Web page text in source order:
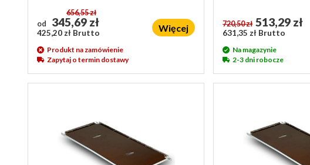
od
656,55 zł
345,69 zł
425,20 zł Brutto Więcej
Produkt na zamówienie
Zapytaj o termin dostawy
720,50 zł 513,29 zł
631,35 zł Brutto
Na magazynie
2-3 dni robocze